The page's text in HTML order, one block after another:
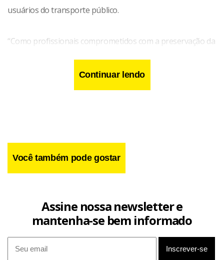
usuários do transporte público.
“Como profissionais comprometidos com a preservação da
vida, precisamos reforçar diariamente a importância da
prudência e do respeito às normas de trânsito”, destacou
uma das participantes.
Continuar lendo
Você também pode gostar
Assine nossa newsletter e
mantenha-se bem informado